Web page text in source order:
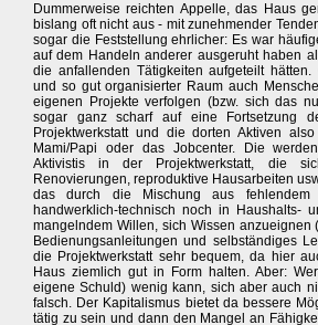
Dummerweise reichten Appelle, das Haus
bislang oft nicht aus - mit zunehmender
sogar die Feststellung ehrlicher: Es war
auf dem Handeln anderer ausgeruht haben
die anfallenden Tätigkeiten aufgeteilt
und so gut organisierter Raum auch
eigenen Projekte verfolgen (bzw. sich das
sogar ganz scharf auf eine Fortsetzung
Projektwerkstatt und die dorten Aktiven
Mami/Papi oder das Jobcenter. Die
Aktivistis in der Projektwerkstatt, die
Renovierungen, reproduktive Hausarbeiten
das durch die Mischung aus fehlendem
handwerklich-technisch noch in Haushalts-
mangelndem Willen, sich Wissen anzueignen
Bedienungsanleitungen und selbständiges
die Projektwerkstatt sehr bequem, da hier
Haus ziemlich gut in Form halten. Aber:
eigene Schuld) wenig kann, sich aber auch
falsch. Der Kapitalismus bietet da bessere
tätig zu sein und dann den Mangel an